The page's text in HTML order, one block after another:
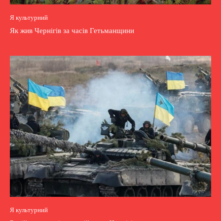
Я культурний
Як жив Чернігів за часів Гетьманщини
Я культурний